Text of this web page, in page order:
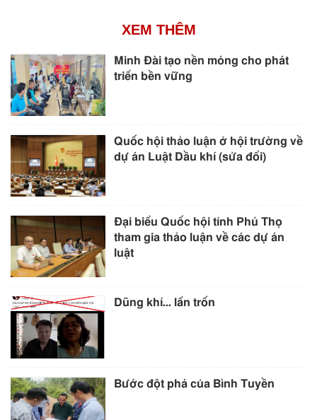
XEM THÊM
Minh Đài tạo nền móng cho phát
triển bền vững
Quốc hội thảo luận ở hội trường về
dự án Luật Dầu khí (sửa đổi)
Đại biểu Quốc hội tỉnh Phú Thọ
tham gia thảo luận về các dự án
luật
Dũng khí… lẩn trốn
Bước đột phá của Bình Tuyền